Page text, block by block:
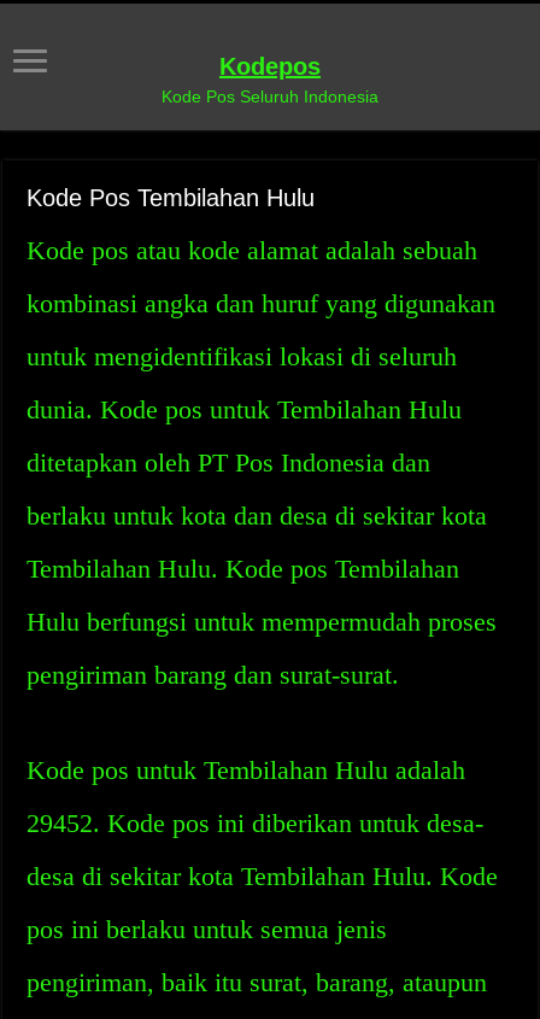
Kodepos
Kode Pos Seluruh Indonesia
Kode Pos Tembilahan Hulu
Kode pos atau kode alamat adalah sebuah
kombinasi angka dan huruf yang digunakan
untuk mengidentifikasi lokasi di seluruh
dunia. Kode pos untuk Tembilahan Hulu
ditetapkan oleh PT Pos Indonesia dan
berlaku untuk kota dan desa di sekitar kota
Tembilahan Hulu. Kode pos Tembilahan
Hulu berfungsi untuk mempermudah proses
pengiriman barang dan surat-surat.
Kode pos untuk Tembilahan Hulu adalah
29452. Kode pos ini diberikan untuk desa-
desa di sekitar kota Tembilahan Hulu. Kode
pos ini berlaku untuk semua jenis
pengiriman, baik itu surat, barang, ataupun